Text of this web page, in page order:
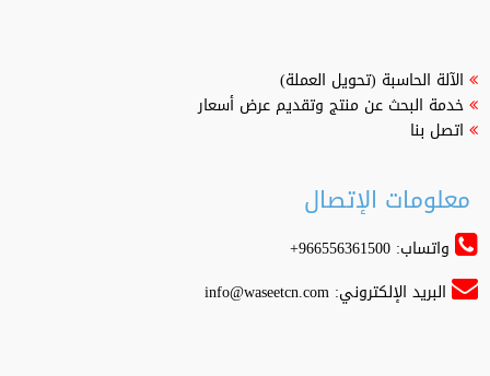
الآلة الحاسبة (تحويل العملة)
خدمة البحث عن منتج وتقديم عرض أسعار
اتصل بنا
معلومات الإتصال
واتساب: 966556361500+
البريد الإلكتروني:info@waseetcn.com